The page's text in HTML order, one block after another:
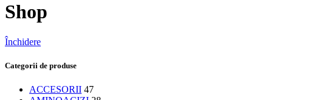
Shop
Închidere
Categorii de produse
ACCESORII 47